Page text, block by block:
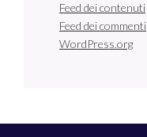
Feed dei contenuti
Feed dei commenti
WordPress.org